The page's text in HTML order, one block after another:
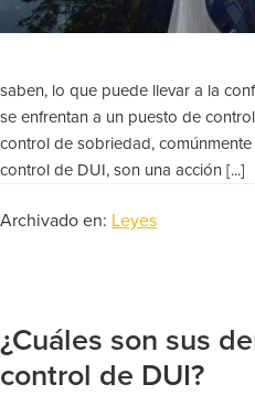
saben, lo que puede llevar a la
se enfrentan a un puesto de
control de sobriedad,
control de DUI, son una acción [...]
Archivado en: Leyes
¿Cuáles son sus
control de DUI?